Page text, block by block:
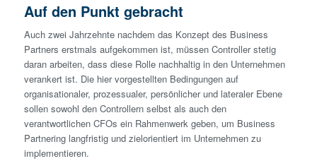
Auf den Punkt gebracht
Auch zwei Jahrzehnte nachdem das Konzept des Business
Partners erstmals aufgekommen ist, müssen Controller stetig
daran arbeiten, dass diese Rolle nachhaltig in den Unternehmen
verankert ist. Die hier vorgestellten Bedingungen auf
organisationaler, prozessualer, persönlicher und lateraler Ebene
sollen sowohl den Controllern selbst als auch den
verantwortlichen CFOs ein Rahmenwerk geben, um Business
Partnering lang­fristig und zielorientiert im Unternehmen zu
implementieren.